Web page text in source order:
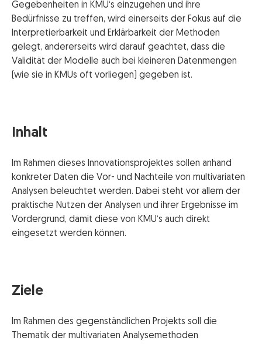
Gegebenheiten in KMU‘s einzugehen und ihre
Bedürfnisse zu treffen, wird einerseits der Fokus auf die
Interpretierbarkeit und Erklärbarkeit der Methoden
gelegt, andererseits wird darauf geachtet, dass die
Validität der Modelle auch bei kleineren Datenmengen
(wie sie in KMUs oft vorliegen) gegeben ist.
Inhalt
Im Rahmen dieses Innovationsprojektes sollen anhand
konkreter Daten die Vor- und Nachteile von multivariaten
Analysen beleuchtet werden. Dabei steht vor allem der
praktische Nutzen der Analysen und ihrer Ergebnisse im
Vordergrund, damit diese von KMU‘s auch direkt
eingesetzt werden können.
Ziele
Im Rahmen des gegenständlichen Projekts soll die
Thematik der multivariaten Analysemethoden